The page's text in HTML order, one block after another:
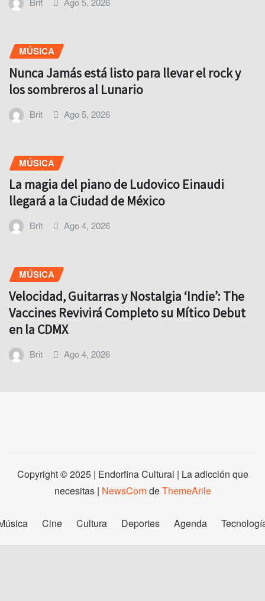
MÚSICA
Nunca Jamás está listo para llevar el rock y
los sombreros al Lunario
Brit Ago 5, 2026
MÚSICA
La magia del piano de Ludovico Einaudi
llegará a la Ciudad de México
Brit Ago 4, 2026
MÚSICA
Velocidad, Guitarras y Nostalgia ‘Indie’: The
Vaccines Revivirá Completo su Mítico Debut
en la CDMX
Brit Ago 4, 2026
Copyright © 2025 | Endorfina Cultural | La adicción que
necesitas | NewsCorn deThemeArile
Cine Cultura Deportes Agenda